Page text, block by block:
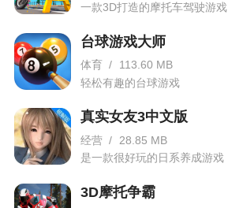
一款3D打造的摩托车驾驶游戏
台球游戏大师
体育 /
113.60 MB
轻松有趣的台球游戏
真实女友3中文版
经营 /
28.85 MB
是一款很好玩的日系养成游戏
3D摩托争霸